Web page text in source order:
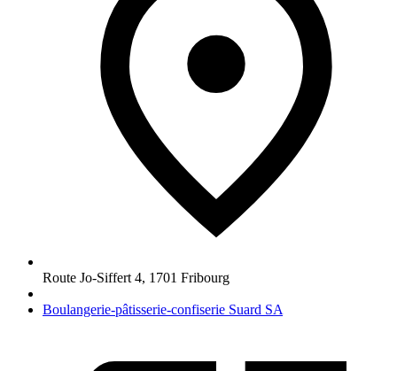
Route Jo-Siffert 4, 1701 Fribourg
Boulangerie-pâtisserie-confiserie Suard SA